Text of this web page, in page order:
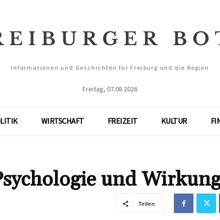
Informationen und Geschichten für Freiburg und die Region
Freitag, 07.08.2026
WIRTSCHAFT FREIZEIT KULTUR
und
Teilen